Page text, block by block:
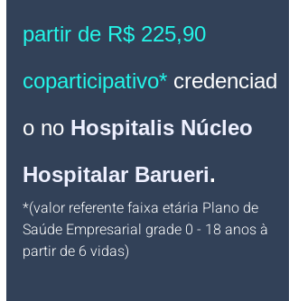
partir de R$ 225,90
coparticipativo* credenciad
o no Hospitalis Núcleo
Hospitalar Barueri.
*(valor referente faixa etária Plano de
Saúde Empresarial grade 0 - 18 anos à
partir de 6 vidas)